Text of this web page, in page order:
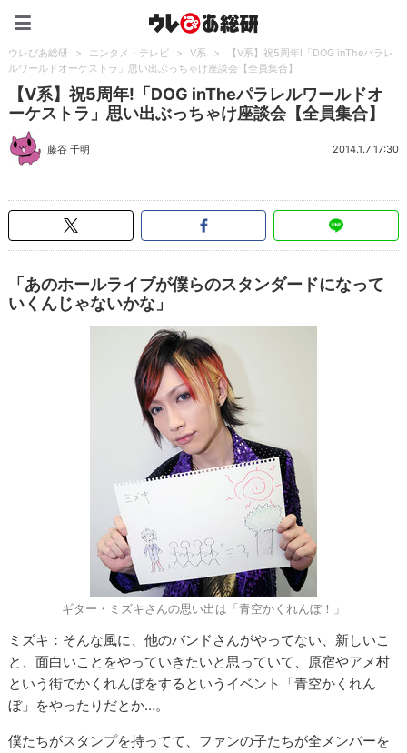
ウレぴあ総研 > エンタメ・テレビ > V系 >
【V系】祝5周年!「DOG inTheパラレ
ルワールドオーケストラ」思い出ぶっちゃけ座談会【全員集合】
【V系】祝5周年!「DOG inTheパラレルワールドオ
ーケストラ」思い出ぶっちゃけ座談会【全員集合】
藤谷 千明 2014.1.7 17:30
「あのホールライブが僕らのスタンダードになって
いくんじゃないかな」
ギター・ミズキさんの思い出は「青空かくれんぼ！」
ミズキ：そんな風に、他のバンドさんがやってない、新しいこ
と、面白いことをやっていきたいと思っていて、原宿やアメ村
という街でかくれんぼをするというイベント「青空かくれん
ぼ」をやったりだとか…。
僕たちがスタンプを持ってて、ファンの子たちが全メンバーを